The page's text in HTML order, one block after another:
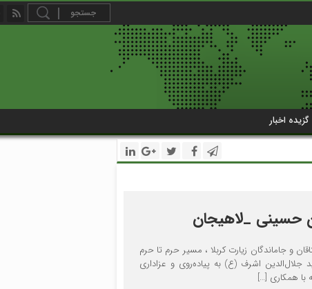
گزیده اخبار
حسینی _لاهیجان
و جاماندگان زیارت کربلا ، مسیر حرم تا حرم
اشرف (ع) به پیاده‌روی و عزاداری
با همکاری […]